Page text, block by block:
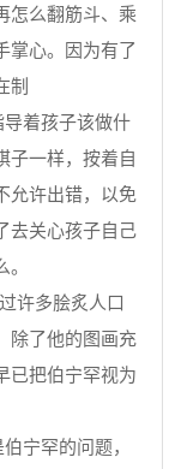
怎么翻筋斗、乘
心。因为有了
制
导着孩子该做什
子一样，按着自
允许出错，以免
去关心孩子自己
许多脍炙人口
除了他的图画充
已把伯宁罕视为
宁罕的问题，